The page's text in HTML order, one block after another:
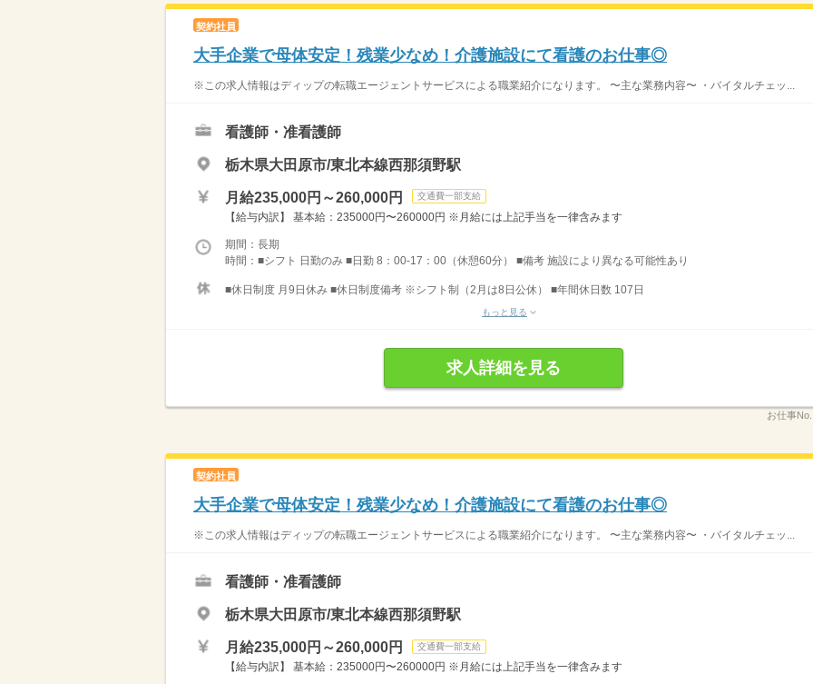
契約社員
大手企業で母体安定！残業少なめ！介護施設にて看護のお仕事◎
※この求人情報はディップの転職エージェントサービスによる職業紹介になります。 〜主な業務内容〜 ・バイタルチェッ...
看護師・准看護師
栃木県大田原市/東北本線西那須野駅
月給235,000円～260,000円 交通費一部支給
【給与内訳】 基本給：235000円〜260000円 ※月給には上記手当を一律含みます
期間：長期
時間：■シフト 日勤のみ ■日勤 8：00-17：00（休憩60分） ■備考 施設により異なる可能性あり
■休日制度 月9日休み ■休日制度備考 ※シフト制（2月は8日公休） ■年間休日数 107日
もっと見る
求人詳細を見る
お仕事No.
契約社員
大手企業で母体安定！残業少なめ！介護施設にて看護のお仕事◎
※この求人情報はディップの転職エージェントサービスによる職業紹介になります。 〜主な業務内容〜 ・バイタルチェッ...
看護師・准看護師
栃木県大田原市/東北本線西那須野駅
月給235,000円～260,000円 交通費一部支給
【給与内訳】 基本給：235000円〜260000円 ※月給には上記手当を一律含みます